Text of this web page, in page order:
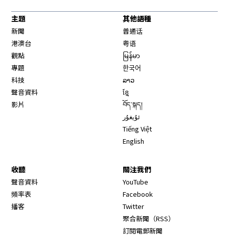
主題
新聞
港澳台
觀點
專題
科技
聲音資料
影片
其他語種
普通话
粤语
မြန်မာ
한국어
ລາວ
ខ្មែ
བོད་སྐད།
ئۇيغۇر
Tiếng Việt
English
收聽
聲音資料
頻率表
播客
關注我們
YouTube
Facebook
Twitter
聚合新聞（RSS）
訂閱電郵新聞